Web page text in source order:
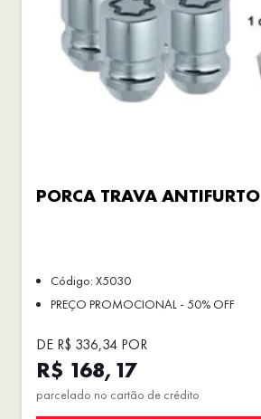
PORCA TRAVA ANTIFURTO
Código: X5030
PREÇO PROMOCIONAL - 50% OFF
DE R$ 336,34 POR
R$ 168,17
parcelado no cartão de crédito